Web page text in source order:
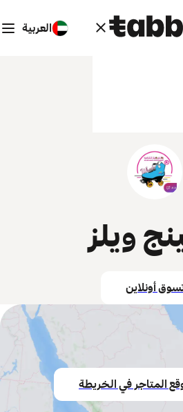
العربية
ويلز
أونلاين
المتاجر في الخريطة